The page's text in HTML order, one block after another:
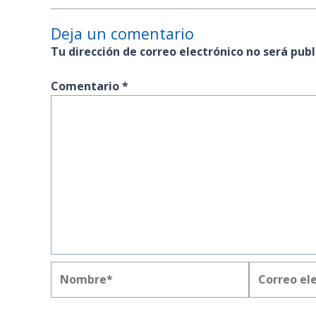
Deja un comentario
Tu dirección de correo electrónico no será
Comentario*